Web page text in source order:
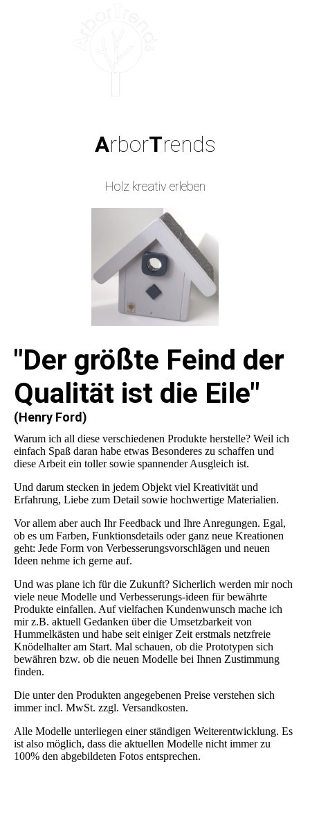
ArborTrends
Holz kreativ erleben
"Der größte Feind der
Qualität ist die Eile"
(Henry Ford)
Warum ich all diese verschiedenen Produkte herstelle? Weil ich
einfach Spaß daran habe etwas Besonderes zu schaffen und
diese Arbeit ein toller sowie spannender Ausgleich ist.
Und darum stecken in jedem Objekt viel Kreativität und
Erfahrung, Liebe zum Detail sowie hochwertige Materialien.
Vor allem aber auch Ihr Feedback und Ihre Anregungen. Egal,
ob es um Farben, Funktionsdetails oder ganz neue Kreationen
geht: Jede Form von Verbesserungsvorschlägen und neuen
Ideen nehme ich gerne auf.
Und was plane ich für die Zukunft? Sicherlich werden mir noch
viele neue Modelle und Verbesserungs-ideen für bewährte
Produkte einfallen. Auf vielfachen Kundenwunsch mache ich
mir z.B. aktuell Gedanken über die Umsetzbarkeit von
Hummelkästen und habe seit einiger Zeit erstmals netzfreie
Knödelhalter am Start. Mal schauen, ob die Prototypen sich
bewähren bzw. ob die neuen Modelle bei Ihnen Zustimmung
finden.
Die unter den Produkten angegebenen Preise verstehen sich
immer incl. MwSt. zzgl. Versandkosten.
Alle Modelle unterliegen einer ständigen Weiterentwicklung. Es
ist also möglich, dass die aktuellen Modelle nicht immer zu
100% den abgebildeten Fotos entsprechen.